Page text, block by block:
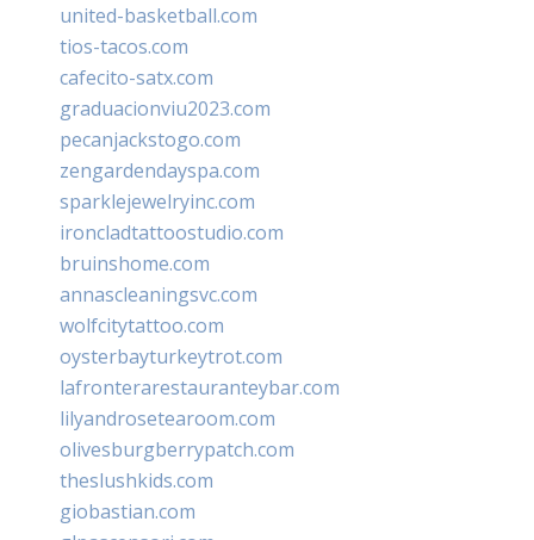
united-basketball.com
tios-tacos.com
cafecito-satx.com
graduacionviu2023.com
pecanjackstogo.com
zengardendayspa.com
sparklejewelryinc.com
ironcladtattoostudio.com
bruinshome.com
annascleaningsvc.com
wolfcitytattoo.com
oysterbayturkeytrot.com
lafronterarestauranteybar.com
lilyandrosetearoom.com
olivesburgberrypatch.com
theslushkids.com
giobastian.com